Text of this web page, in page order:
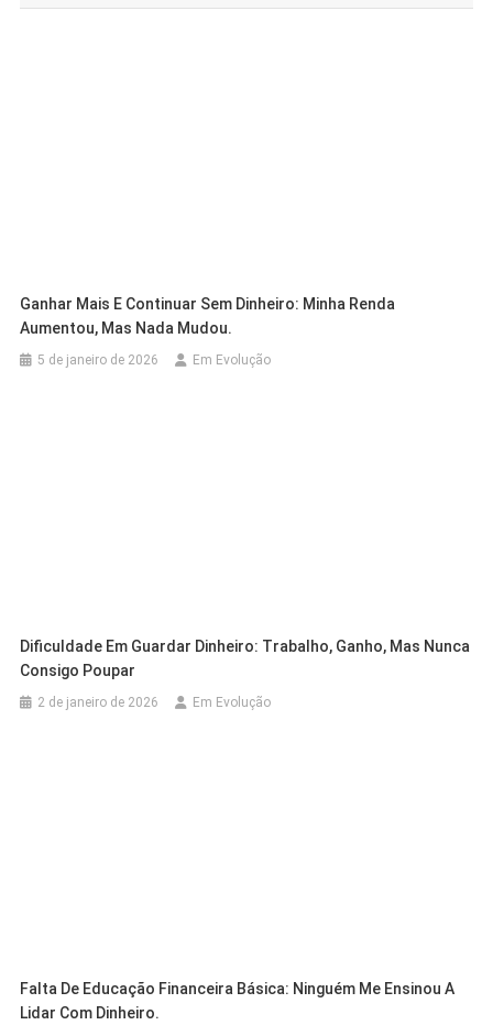
Ganhar Mais E Continuar Sem Dinheiro: Minha Renda
Aumentou, Mas Nada Mudou.
5 de janeiro de 2026 Em Evolução
Dificuldade Em Guardar Dinheiro: Trabalho, Ganho, Mas Nunca
Consigo Poupar
2 de janeiro de 2026 Em Evolução
Falta De Educação Financeira Básica: Ninguém Me Ensinou A
Lidar Com Dinheiro.